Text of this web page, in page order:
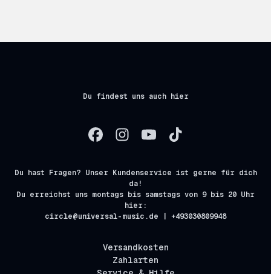
Du findest uns auch hier
Du hast Fragen? Unser Kundenservice ist gerne für dich
da!
Du erreichst uns montags bis samstags von 9 bis 20 Uhr
hier:
circle@universal-music.de | +493030809948
Versandkosten
Zahlarten